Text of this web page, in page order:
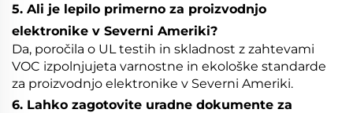
5. Ali je lepilo primerno za proizvodnjo
elektronike v Severni Ameriki?
Da, poročila o UL testih in skladnost z zahtevami
VOC izpolnjujeta varnostne in ekološke standarde
za proizvodnjo elektronike v Severni Ameriki.
6. Lahko zagotovite uradne dokumente za